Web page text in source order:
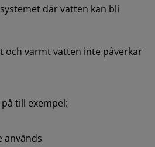
där vatten kan bli
och varmt vatten inte påverkar
till exempel:
används